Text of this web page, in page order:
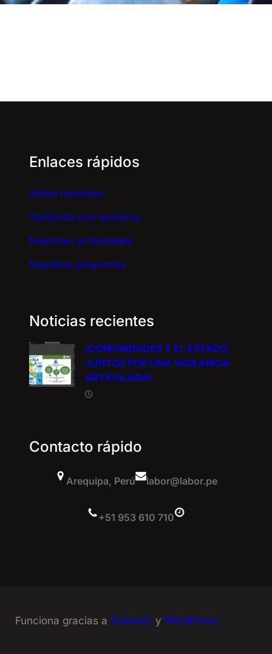
Enlaces rápidos
Sobre nosotros
Contacta con nosotros
Nuestras actividades
Nuestros proyectos
Noticias recientes
¡COMUNIDADES Y EL ESTADO,
JUNTOS POR UNA VIGILANCIA
ARTICULADA!
Contacto rápido
Arequipa, Perú labor@labor.pe
+51 953 610 710
Funciona gracias a Gutenify y WordPress.